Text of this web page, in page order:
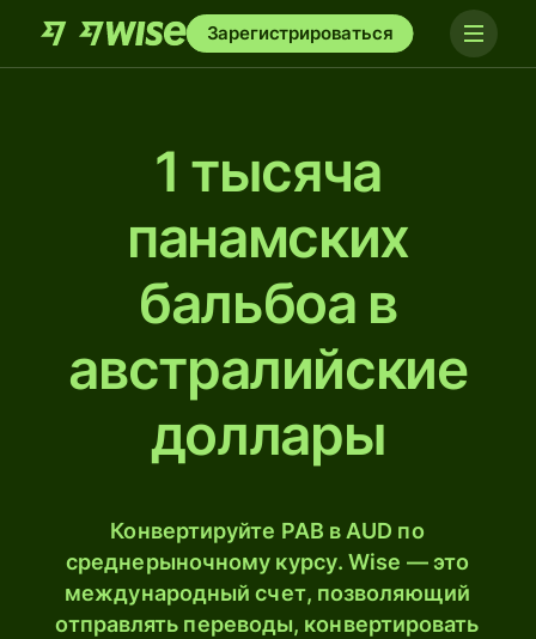
Зарегистрироваться
1 тысяча
панамских
бальбоа в
австралийские
доллары
Конвертируйте PAB в AUD по
среднерыночному курсу. Wise — это
международный счет, позволяющий
отправлять переводы, конвертировать